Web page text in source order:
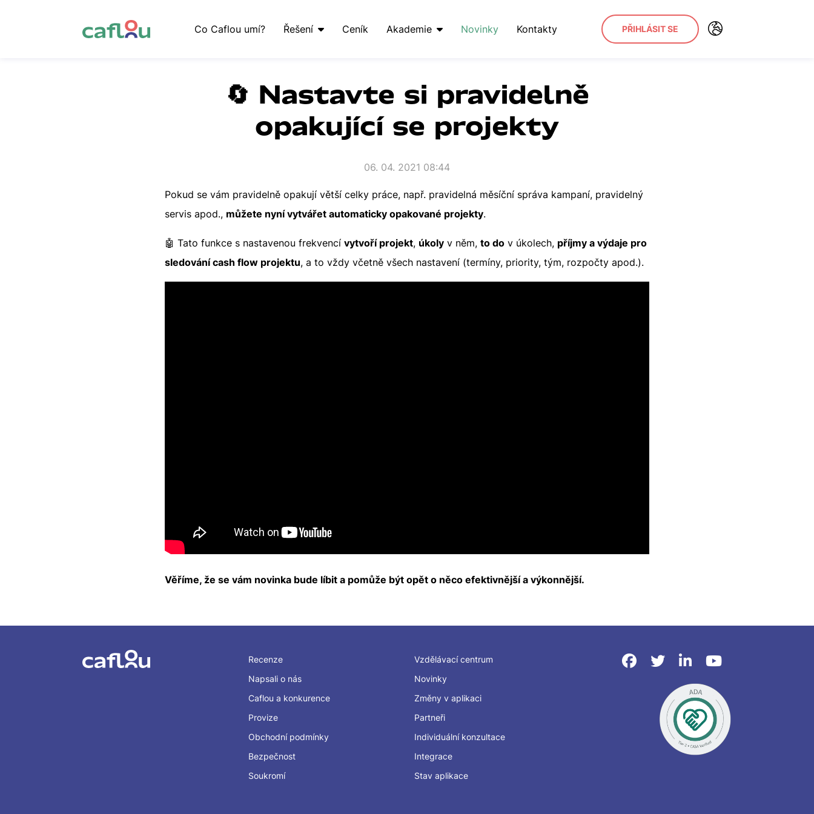
Co Caflou umí? Řešení Ceník Akademie Novinky Kontakty PŘIHLÁSIT SE
🔄 Nastavte si pravidelně
opakující se projekty
06. 04. 2021 08:44
Pokud se vám pravidelně opakují větší celky práce, např. pravidelná měsíční správa kampaní, pravidelný
servis apod., můžete nyní vytvářet automaticky opakované projekty.
🤖 Tato funkce s nastavenou frekvencí vytvoří projekt, úkoly v něm, to do v úkolech, příjmy a výdaje pro
sledování cash flow projektu, a to vždy včetně všech nastavení (termíny, priority, tým, rozpočty apod.).
Věříme, že se vám novinka bude líbit a pomůže být opět o něco efektivnější a výkonnější.
Recenze
Napsali o nás
Caflou a konkurence
Provize
Obchodní podmínky
Bezpečnost
Soukromí
Vzdělávací centrum
Novinky
Změny v aplikaci
Partneři
Individuální konzultace
Integrace
Stav aplikace